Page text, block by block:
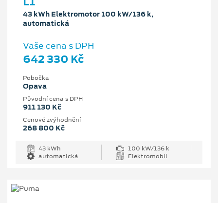
43 kWh Elektromotor 100 kW/136 k,
automatická
Vaše cena s DPH
642 330 Kč
Pobočka
Opava
Původní cena s DPH
911 130 Kč
Cenové zvýhodnění
268 800 Kč
43 kWh
100 kW/136 k
automatická
Elektromobil